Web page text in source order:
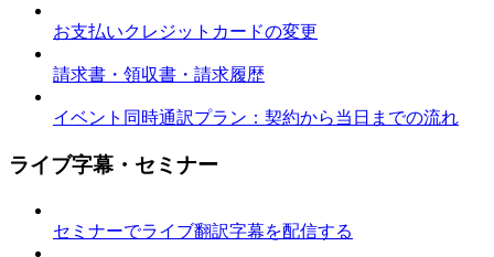
お支払いクレジットカードの変更
請求書・領収書・請求履歴
イベント同時通訳プラン：契約から当日までの流れ
ライブ字幕・セミナー
セミナーでライブ翻訳字幕を配信する